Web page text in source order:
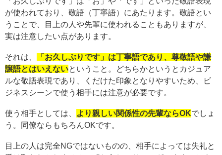
が使われており、敬語（丁寧語）にあたります。敬語とい
うことで、目上の人や先輩に使われることもありますが、
実は注意したい点があります。
それは、
「お久しぶりです」は丁寧語であり、尊敬語や謙
譲語とはいえないということ。どちらかというとカジュア
ルな敬語表現であり、くだけた印象となりやすいため、ビ
ジネスシーンで使う相手には注意が必要です。
使う相手としては、 より親しい関係性の先輩ならOKでしょ
う。同僚ならもちろんOKです。
目上の人は完全NGではないものの、相手によっては失礼と